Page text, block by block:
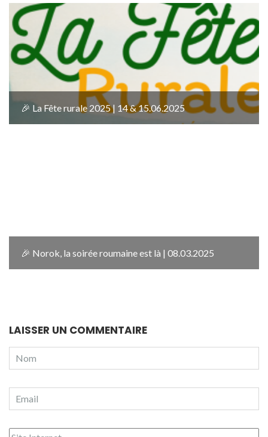
🎉 La Fête rurale 2025 | 14 & 15.06.2025
🎉 Norok, la soirée roumaine est là | 08.03.2025
LAISSER UN COMMENTAIRE